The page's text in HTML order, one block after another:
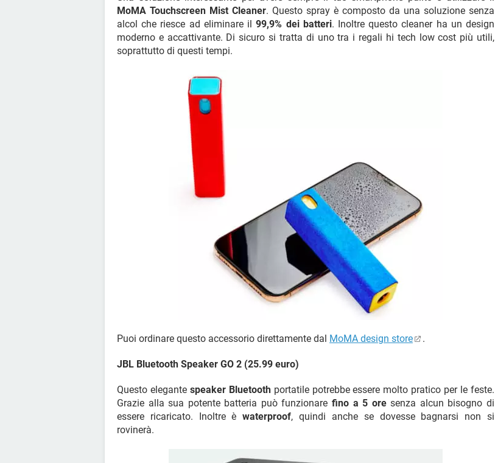
MoMA Touchscreen Mist Cleaner. Questo spray è composto da una soluzione senza
alcol che riesce ad eliminare il99,9% dei batteri. Inoltre questo cleaner ha un design
moderno e accattivante. Di sicuro si tratta di uno tra i regali hi tech low cost più utili,
soprattutto di questi tempi.
Puoi ordinare questo accessorio direttamente dal MoMA design store .
JBL Bluetooth Speaker GO 2 (25.99 euro)
Questo elegante speaker Bluetoothportatile potrebbe essere molto pratico per le feste.
Grazie alla sua potente batteria può funzionare fino a 5 oresenza alcun bisogno di
essere ricaricato. Inoltre èwaterproof, quindi anche se dovesse bagnarsi non si
rovinerà.